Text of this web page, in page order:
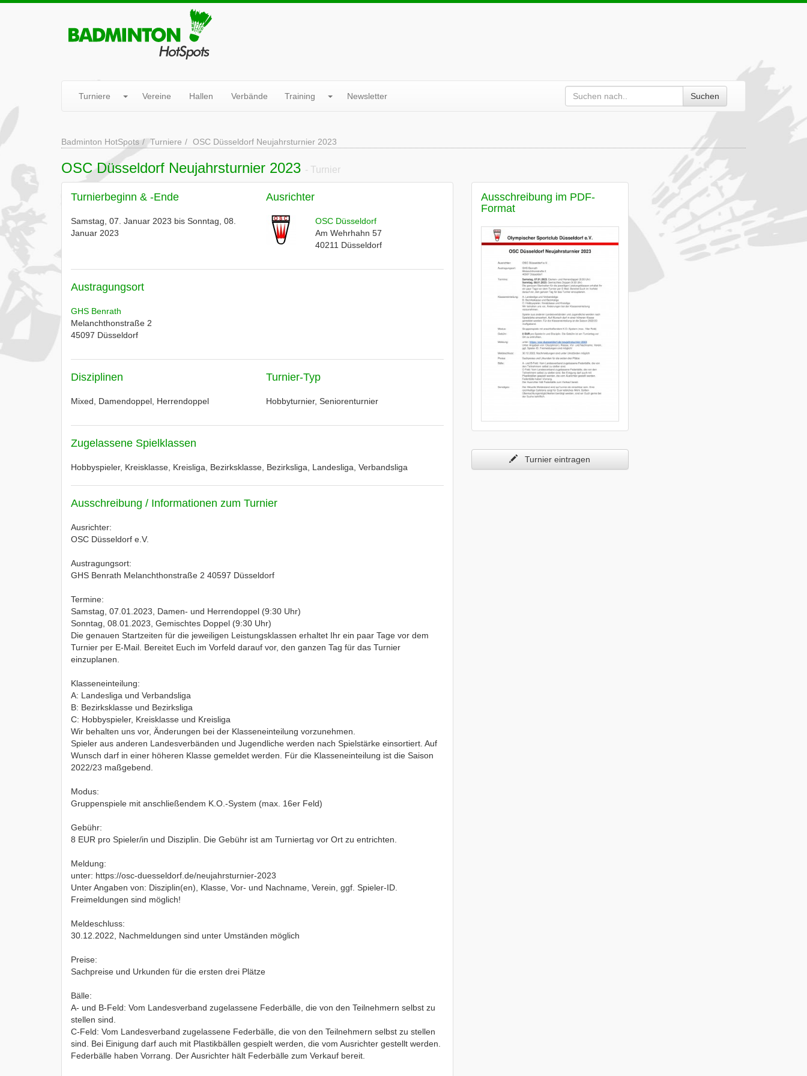
Turniere Vereine Hallen Verbände Training Newsletter Suchen
Badminton HotSpots Turniere OSC Düsseldorf Neujahrsturnier 2023
OSC Düsseldorf Neujahrsturnier 2023 - Turnier
Turnierbeginn & -Ende
Samstag, 07. Januar 2023 bis Sonntag, 08.
Januar 2023
Ausrichter
OSC Düsseldorf
Am Wehrhahn 57
40211 Düsseldorf
Austragungsort
GHS Benrath
Melanchthonstraße 2
45097 Düsseldorf
Disziplinen
Mixed, Damendoppel, Herrendoppel
Turnier-Typ
Hobbyturnier, Seniorenturnier
Zugelassene Spielklassen
Hobbyspieler, Kreisklasse, Kreisliga, Bezirksklasse, Bezirksliga, Landesliga, Verbandsliga
Ausschreibung / Informationen zum Turnier
Ausrichter:
OSC Düsseldorf e.V.
Austragungsort:
GHS Benrath Melanchthonstraße 2 40597 Düsseldorf
Termine:
Samstag, 07.01.2023, Damen- und Herrendoppel (9:30 Uhr)
Sonntag, 08.01.2023, Gemischtes Doppel (9:30 Uhr)
Die genauen Startzeiten für die jeweiligen Leistungsklassen erhaltet Ihr ein paar Tage vor dem
Turnier per E-Mail. Bereitet Euch im Vorfeld darauf vor, den ganzen Tag für das Turnier
einzuplanen.
Klasseneinteilung:
A: Landesliga und Verbandsliga
B: Bezirksklasse und Bezirksliga
C: Hobbyspieler, Kreisklasse und Kreisliga
Wir behalten uns vor, Änderungen bei der Klasseneinteilung vorzunehmen.
Spieler aus anderen Landesverbänden und Jugendliche werden nach Spielstärke einsortiert. Auf
Wunsch darf in einer höheren Klasse gemeldet werden. Für die Klasseneinteilung ist die Saison
2022/23 maßgebend.
Modus:
Gruppenspiele mit anschließendem K.O.-System (max. 16er Feld)
Gebühr:
8 EUR pro Spieler/in und Disziplin. Die Gebühr ist am Turniertag vor Ort zu entrichten.
Meldung:
unter: https://osc-duesseldorf.de/neujahrsturnier-2023
Unter Angaben von: Disziplin(en), Klasse, Vor- und Nachname, Verein, ggf. Spieler-ID.
Freimeldungen sind möglich!
Meldeschluss:
30.12.2022, Nachmeldungen sind unter Umständen möglich
Preise:
Sachpreise und Urkunden für die ersten drei Plätze
Bälle:
A- und B-Feld: Vom Landesverband zugelassene Federbälle, die von den Teilnehmern selbst zu
stellen sind.
C-Feld: Vom Landesverband zugelassene Federbälle, die von den Teilnehmern selbst zu stellen
sind. Bei Einigung darf auch mit Plastikbällen gespielt werden, die vom Ausrichter gestellt werden.
Federbälle haben Vorrang. Der Ausrichter hält Federbälle zum Verkauf bereit.
Ausschreibung im PDF-
Format
Turnier eintragen